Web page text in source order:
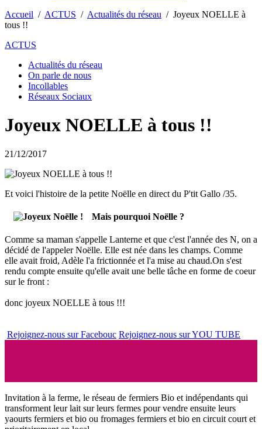
Accueil / ACTUS / Actualités du réseau / Joyeux NOELLE à
tous !!
ACTUS
Actualités du réseau
On parle de nous
Incollables
Réseaux Sociaux
Joyeux NOELLE à tous !!
21/12/2017
Et voici l'histoire de la petite Noëlle en direct du P'tit Gallo /35.
Mais pourquoi Noëlle ?
Comme sa maman s'appelle Lanterne et que c'est l'année des N, on a
décidé de l'appeler Noëlle. Elle est née dans les champs. Comme
elle avait froid, Adèle l'a frictionnée et l'a mise au chaud.On s'est
rendu compte ensuite qu'elle avait une belle tâche en forme de coeur
sur le front :
donc joyeux NOELLE à tous !!!
Rejoignez-nous sur Facebouc Rejoignez-nous sur YOU TUBE
Invitation à la ferme, le réseau de fermiers Bio et indépendants qui
transforment leur lait sur leurs fermes pour vendre ensuite leurs
yaourts fermiers et bio ou fromages fermiers et bio en circuit court et